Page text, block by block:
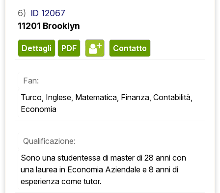
6) ID 12067
11201 Brooklyn
Dettagli PDF contatto
Fan:
Turco, Inglese, Matematica, Finanza, Contabilità,
Economia
Qualificazione:
Sono una studentessa di master di 28 anni con
una laurea in Economia Aziendale e 8 anni di
esperienza come tutor.